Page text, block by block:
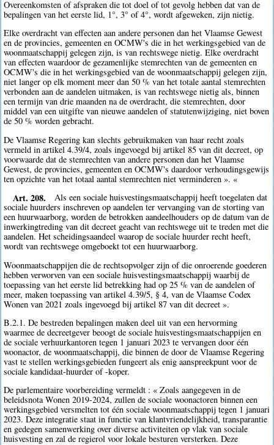
Overeenkomsten of afspraken die tot doel of tot gevolg hebben dat van de
bepalingen van het eerste lid, 1°, 3° of 4°, wordt afgeweken, zijn nietig.
Elke overdracht van effecten aan andere personen dan het Vlaamse Gewest
en de provincies, gemeenten en OCMW's die in het werkingsgebied van de
woonmaatschappij gelegen zijn, is van rechtswege nietig. Elke overdracht
van effecten waardoor de gezamenlijke stemrechten van de gemeenten en
OCMW's die in het werkingsgebied van de woonmaatschappij gelegen zijn,
niet langer op elk moment meer dan 50 % van het totale aantal stemrechten
verbonden aan de aandelen uitmaken, is van rechtswege nietig als, binnen
een termijn van drie maanden na de overdracht, die stemrechten, door
middel van een uitgifte van nieuwe aandelen of statutenwijziging, niet boven
de 50 % worden gebracht.
De Vlaamse Regering kan slechts gebruikmaken van haar recht zoals
vermeld in artikel 4.39/4, zoals ingevoegd bij artikel 85 van dit decreet, op
voorwaarde dat de stemrechten van andere personen dan het Vlaamse
Gewest, de provincies, gemeenten en OCMW's daardoor verhoudingsgewijs
ten opzichte van het totaal aantal stemrechten niet verminderen ». «
Art. 208.
Als een sociale huisvestingsmaatschappij heeft toegelaten dat
sociale huurders inschreven op aandelen ter vervanging van de storting van
een huurwaarborg, worden de betrokken aandeelhouders op de datum van de
inwerkingtreding van dit decreet geacht van rechtswege uit te treden met die
aandelen. Het scheidingsaandeel waarop de sociale huurder recht heeft,
wordt van rechtswege omgeboekt tot een huurwaarborg.
Woonmaatschappijen die de rechtsopvolger zijn of die onroerende goederen
hebben verworven van een sociale huisvestingsmaatschappij waarbij de
toepassing van het eerste lid betrekking had op 25 % van de aandelen of
meer, maken toepassing van artikel 4.39/5, § 4, van de Vlaamse Codex
Wonen van 2021 zoals ingevoegd bij artikel 87 van dit decreet ».
B.2.1. De bestreden bepalingen maken deel uit van een hervorming
waarmee de decreetgever beoogt de sociale huisvestingsmaatschappijen en
de sociale verhuurkantoren tegen 1 januari 2023 te vervangen door één
woonactor, de woonmaatschappij, die binnen de door de Vlaamse Regering
vast te stellen werkingsgebieden fungeert als enig aanspreekpunt voor de
sociale kandidaat-huurder of -koper.
De parlementaire voorbereiding vermeldt : « Zoals aangegeven in de
beleidsnota Wonen 2019-2024, zullen de sociale woonactoren binnen een
werkingsgebied versmelten tot één sociale woonmaatschappij tegen 1 januari
2023. Deze integratie staat in functie van klantvriendelijkheid, transparantie
en gedegen samenwerking over diverse activiteiten op vlak van sociale
huisvesting en zal de regierol voor lokale besturen versterken. Deze